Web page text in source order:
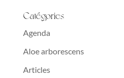
Catégories
Agenda
Aloe arborescens
Articles